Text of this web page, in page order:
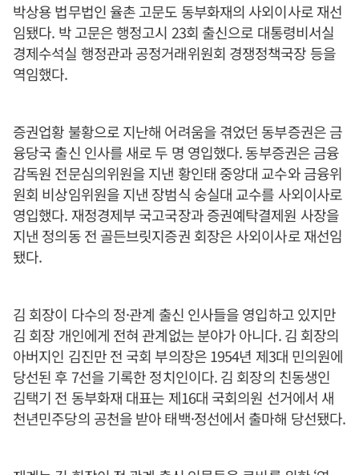
박상용 법무법인 율촌 고문도 동부화재의 사외이사로 재선
임됐다. 박 고문은 행정고시 23회 출신으로 대통령비서실
경제수석실 행정관과 공정거래위원회 경쟁정책국장 등을
역임했다.
증권업황 불황으로 지난해 어려움을 겪었던 동부증권은 금
융당국 출신 인사를 새로 두 명 영입했다. 동부증권은 금융
감독원 전문심의위원을 지낸 황인태 중앙대 교수와 금융위
원회 비상임위원을 지낸 장범식 숭실대 교수를 사외이사로
영입했다. 재정경제부 국고국장과 증권예탁결제원 사장을
지낸 정의동 전 골든브릿지증권 회장은 사외이사로 재선임
됐다.
김 회장이 다수의 정·관계 출신 인사들을 영입하고 있지만
김 회장 개인에게 전혀 관계없는 분야가 아니다. 김 회장의
아버지인 김진만 전 국회 부의장은 1954년 제3대 민의원에
당선된 후 7선을 기록한 정치인이다. 김 회장의 친동생인
김택기 전 동부화재 대표는 제16대 국회의원 선거에서 새
천년민주당의 공천을 받아 태백·정선에서 출마해 당선됐다.